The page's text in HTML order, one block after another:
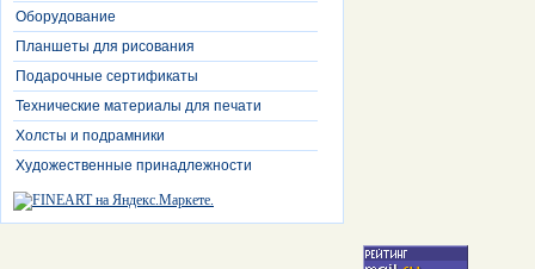
Оборудование
Планшеты для рисования
Подарочные сертификаты
Технические материалы для печати
Холсты и подрамники
Художественные принадлежности